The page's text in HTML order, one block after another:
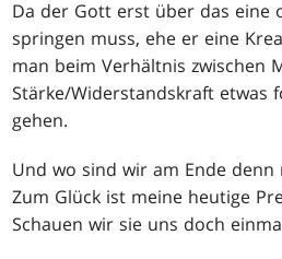
Da der Gott erst über das eine
springen muss, ehe er eine
man beim Verhältnis zwischen
Stärke/Widerstandskraft etwas
gehen.
Und wo sind wir am Ende
Zum Glück ist meine heutige
Schauen wir sie uns doch